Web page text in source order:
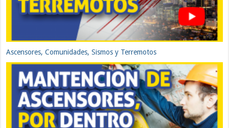
Ascensores, Comunidades, Sismos y Terremotos